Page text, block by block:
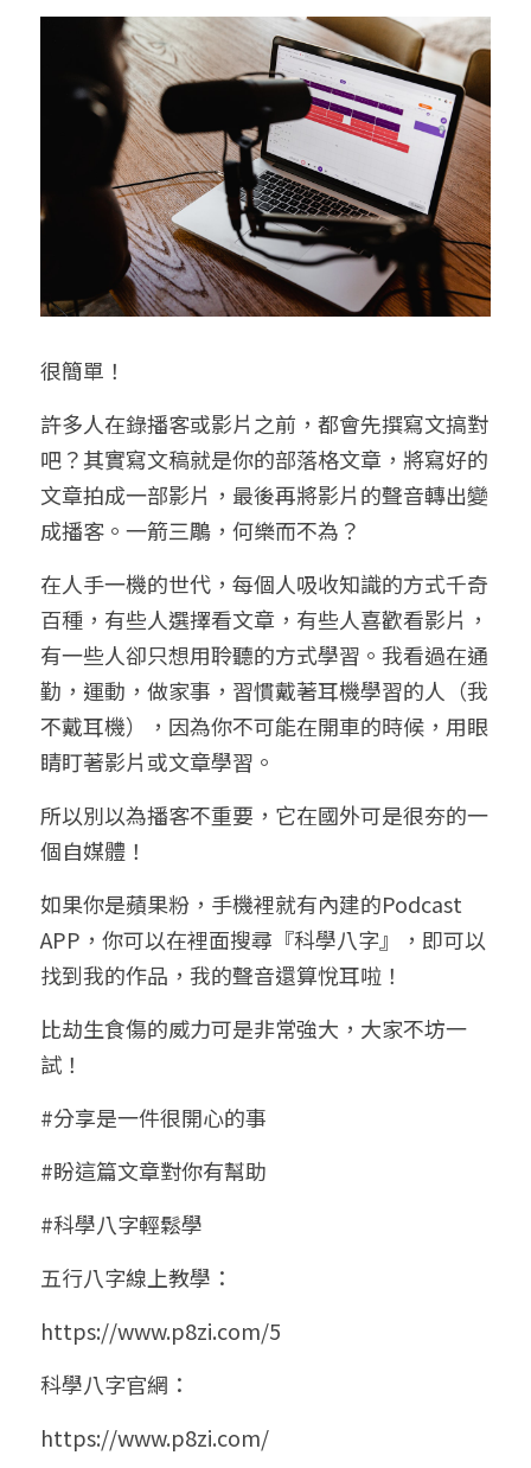
很簡單！
許多人在錄播客或影片之前，都會先撰寫文搞對
吧？其實寫文稿就是你的部落格文章，將寫好的
文章拍成一部影片，最後再將影片的聲音轉出變
成播客。一箭三鵰，何樂而不為？
在人手一機的世代，每個人吸收知識的方式千奇
百種，有些人選擇看文章，有些人喜歡看影片，
有一些人卻只想用聆聽的方式學習。我看過在通
勤，運動，做家事，習慣戴著耳機學習的人（我
不戴耳機），因為你不可能在開車的時候，用眼
睛盯著影片或文章學習。
所以別以為播客不重要，它在國外可是很夯的一
個自媒體！
如果你是蘋果粉，手機裡就有內建的Podcast
APP，你可以在裡面搜尋『科學八字』，即可以
找到我的作品，我的聲音還算悅耳啦！
比劫生食傷的威力可是非常強大，大家不坊一
試！
#分享是一件很開心的事
#盼這篇文章對你有幫助
#科學八字輕鬆學
五行八字線上教學：
https://www.p8zi.com/5
科學八字官網：
https://www.p8zi.com/